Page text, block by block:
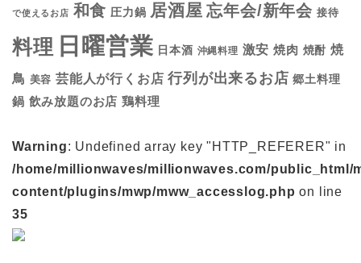
で使えるお店 和食 圧力鍋 居酒屋 忘年会/新年会 接待
料理 日曜営業 日本酒 沖縄料理 激安 焼肉 焼酎 焼
鳥 美容 芸能人が行くお店 行列が出来るお店 郷土料理
鍋 飲み放題のお店 鶏料理
Warning: Undefined array key "HTTP_REFERER" in
/home/millionwaves/millionwaves.com/public_html/
content/plugins/mwp/mww_accesslog.php on line
35